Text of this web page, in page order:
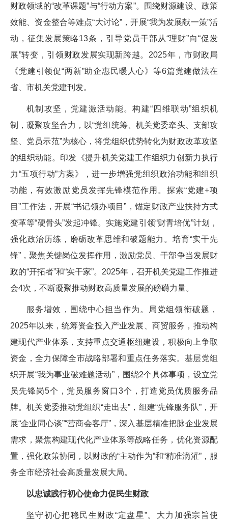
财政领域的“改革课题”与“行动方案”。围绕财源建设、政策
效能、资金整合等难点“大讨论”，开展“我为发展献一策”活
动，征集发展策略13条，引导党员干部从“理财”向“促发
展”转变，引领财政发展实现新跨越。2025年，市财政局
《党建引领促“两新”助企惠民暖人心》等6篇党建做法在
省、市机关党建刊发。
机制攻坚，党建激活动能。构建“四维联动”组织机
制，凝聚攻坚合力，以“党组统筹、机关党委牵头、支部攻
坚、党员示范”为核心，将党组织优势转化为财政改革攻坚
的组织动能。印发《提升机关党建工作组织力创新力执行
力“五项行动”方案》，进一步增强党组织政治功能和组织
功能，有效激励党员发挥先锋模范作用。探索“党建+项
目”工作法，开展“书记领办项目”，锚定财政产业扶持方式
变革等“硬骨头”发起冲锋。实施党建引领“财青培优”计划，
强化政治历练，磨砺改革思维和破题能力。培育“实干先
锋”，聚焦关键岗位发挥作用，激励党员、干部争当发展财
政的“开拓者”和“实干家”。2025年，召开机关党建工作推进
会4次，不断凝聚推动财政高质量发展的磅礴力量。
服务增效，围绕中心担当作为。局党组领衔破题，
2025年以来，统筹资金投入产业发展、商贸服务，推动构
建现代产业体系，支持重点交通枢纽建设，积极向上争取
资金，全力保障全市战略部署和重点任务落实。基层党组
织开展“我为事业破难题活动”，围绕2个具体事项，设立党
员先锋岗5个，党员服务窗口3个，打造党员优质服务品
牌。机关党委推动党组织“走出去”，组建“先锋服务队”，开
展“企业同心谈”“营商会客厅”，深入基层精准把脉企业发展
需求，聚焦构建现代化产业体系等战略任务，优化资源配
置，强化政策协同，以财政的“主动作为”和“精准滴灌”，服
务全市经济社会高质量发展大局。
以忠诚践行初心使命力促民生财政
坚守初心把稳民生财政“定盘星”。大力加强宗旨使